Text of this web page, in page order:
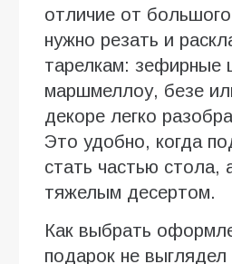
отличие от
нужно резать и
тарелкам: зефирные
маршмеллоу, безе
декоре легко
Это удобно, когда
стать частью стола,
тяжелым десертом.
Как выбрать
подарок не